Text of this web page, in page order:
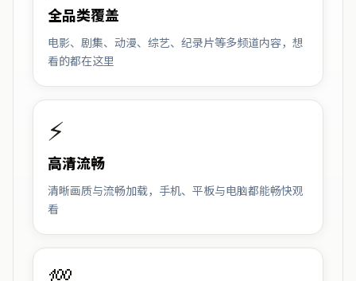
全品类覆盖
电影、剧集、动漫、综艺、纪录片等多频道内容，想
看的都在这里
⚡
高清流畅
清晰画质与流畅加载，手机、平板与电脑都能畅快观
看